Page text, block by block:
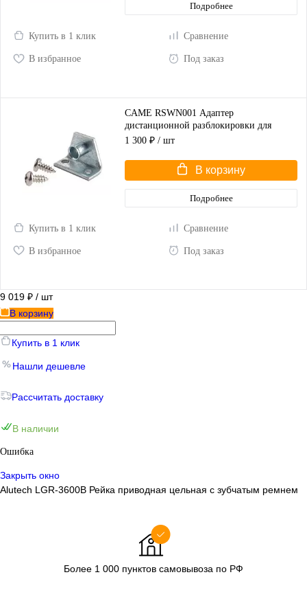
Подробнее
Купить в 1 клик Сравнение
В избранное Под заказ
CAME RSWN001 Адаптер
дистанционной разблокировки для
распашных ворот
1 300 ₽ / шт
В корзину
Подробнее
Купить в 1 клик Сравнение
В избранное Под заказ
9 019 ₽ / шт
В корзину
Купить в 1 клик
Нашли дешевле
Рассчитать доставку
В наличии
Ошибка
Закрыть окно
Alutech LGR-3600B Рейка приводная цельная с зубчатым ремнем
Более 1 000 пунктов самовывоза по РФ